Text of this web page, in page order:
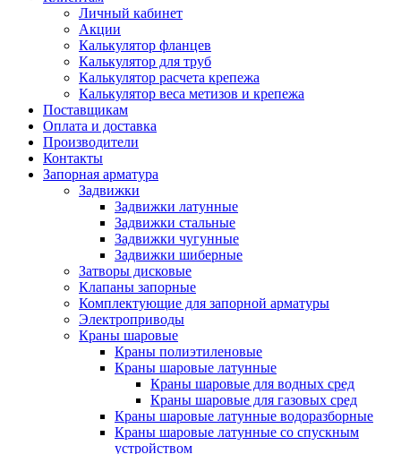
Личный кабинет
Акции
Калькулятор фланцев
Калькулятор для труб
Калькулятор расчета крепежа
Калькулятор веса метизов и крепежа
Поставщикам
Оплата и доставка
Производители
Контакты
Запорная арматура
Задвижки
Задвижки латунные
Задвижки стальные
Задвижки чугунные
Задвижки шиберные
Затворы дисковые
Клапаны запорные
Комплектующие для запорной арматуры
Электроприводы
Краны шаровые
Краны полиэтиленовые
Краны шаровые латунные
Краны шаровые для водных сред
Краны шаровые для газовых сред
Краны шаровые латунные водоразборные
Краны шаровые латунные со спускным
устройством